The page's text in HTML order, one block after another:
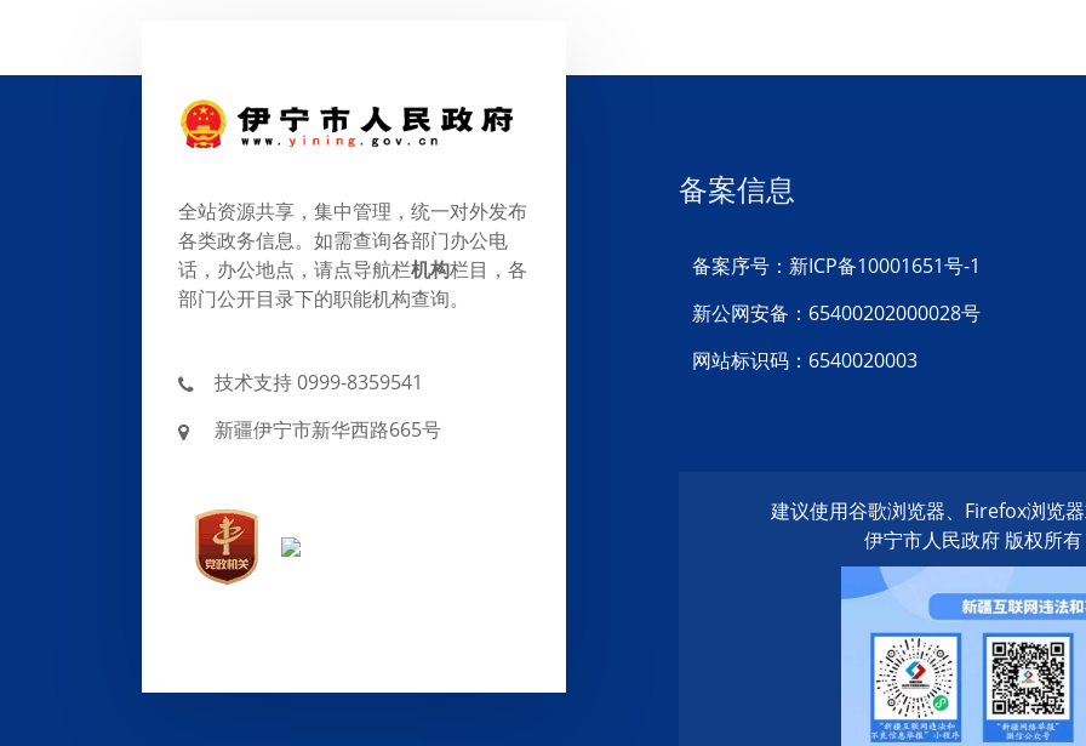
全站资源共享，集中管理，统一对外发布
各类政务信息。如需查询各部门办公电
话，办公地点，请点导航栏机构栏目，各
部门公开目录下的职能机构查询。
技术支持 0999-8359541
新疆伊宁市新华西路665号
备案信息
备案序号：新ICP备10001651号-1
新公网安备：65400202000028号
网站标识码：6540020003
建议使用谷歌浏览器、Firefox浏览
伊宁市人民政府 版权所